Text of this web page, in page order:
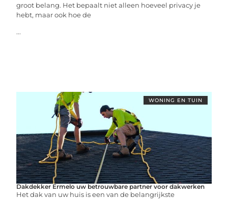
groot belang. Het bepaalt niet alleen hoeveel privacy je
hebt, maar ook hoe de
...
WONING EN TUIN
Dakdekker Ermelo uw betrouwbare partner voor dakwerken
Het dak van uw huis is een van de belangrijkste